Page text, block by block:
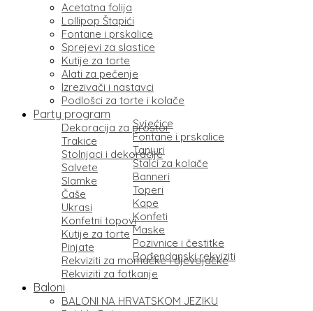
Acetatna folija
Lollipop Štapići
Fontane i prskalice
Sprejevi za slastice
Kutije za torte
Alati za pečenje
Izrezivači i nastavci
Podlošci za torte i kolače
Party program
Dekoracija za prostor
Svjećice
Trakice
Fontane i prskalice
Stolnjaci i dekoracije
Tanjuri
Salvete
Stalci za kolače
Slamke
Banneri
Čaše
Toperi
Ukrasi
Kape
Konfetni topoviKonfeti
Kutije za torte Maske
Pinjate
Pozivnice i čestitke
Rekviziti za momačke i djevojačke
Rođendanski rekviziti
Rekviziti za fotkanje
Baloni
BALONI NA HRVATSKOM JEZIKU